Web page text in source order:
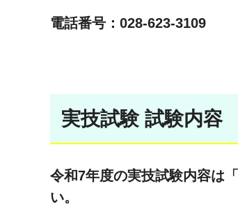
電話番号： 028-623-3109
実技試験 試験内容
令和7年度の実技試験内容は「
い。